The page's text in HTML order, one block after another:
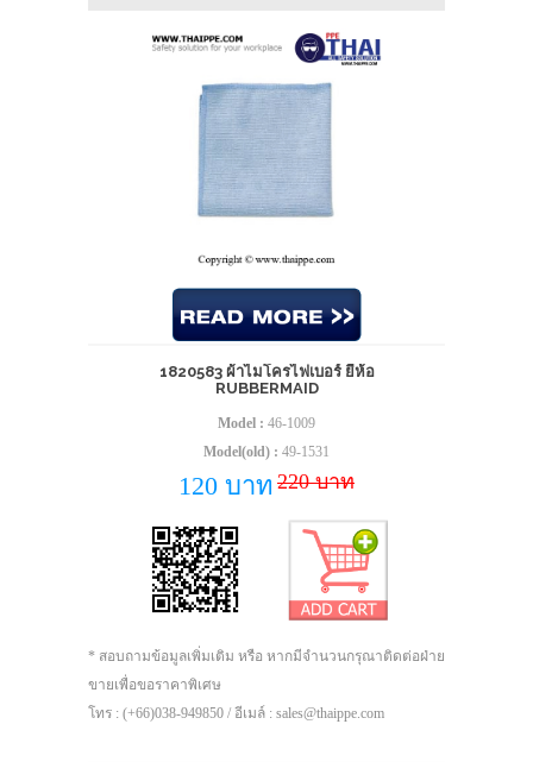
1820583 ผ้าไมโครไฟเบอร์ ยี่ห้อ
RUBBERMAID
Model : 46-1009
Model(old) : 49-1531
120 บาท 220 บาท
* สอบถามข้อมูลเพิ่มเติม หรือ หากมีจำนวนกรุณาติดต่อฝ่าย
ขายเพื่อขอราคาพิเศษ
โทร : (+66)038-949850 / อีเมล์ : sales@thaippe.com